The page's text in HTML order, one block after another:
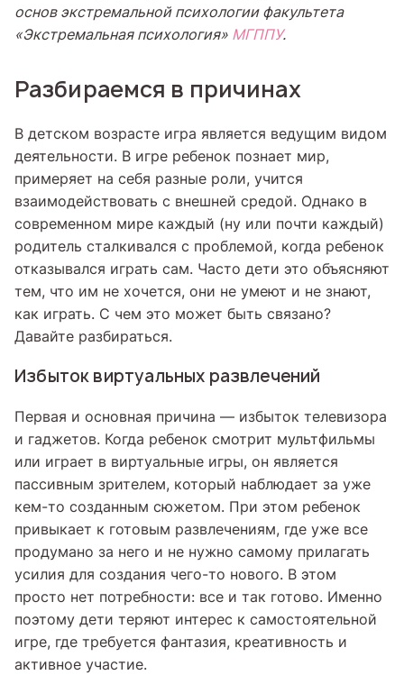
основ экстремальной психологии факультета
«Экстремальная психология» МГППУ.
Разбираемся в причинах
В детском возрасте игра является ведущим видом
деятельности. В игре ребенок познает мир,
примеряет на себя разные роли, учится
взаимодействовать с внешней средой. Однако в
современном мире каждый (ну или почти каждый)
родитель сталкивался с проблемой, когда ребенок
отказывался играть сам. Часто дети это объясняют
тем, что им не хочется, они не умеют и не знают,
как играть. С чем это может быть связано?
Давайте разбираться.
Избыток виртуальных развлечений
Первая и основная причина — избыток телевизора
и гаджетов. Когда ребенок смотрит мультфильмы
или играет в виртуальные игры, он является
пассивным зрителем, который наблюдает за уже
кем-то созданным сюжетом. При этом ребенок
привыкает к готовым развлечениям, где уже все
продумано за него и не нужно самому прилагать
усилия для создания чего-то нового. В этом
просто нет потребности: все и так готово. Именно
поэтому дети теряют интерес к самостоятельной
игре, где требуется фантазия, креативность и
активное участие.